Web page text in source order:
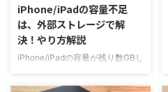
タイプではなく、500MB/sの
SSDをおすすめする理由を解説し
たいと思います。 この記事を読
めば、ご自身のiPadに合った最適
ますので、SSD選びに迷っている
iPhone/iPadの容量不足
は、外部ストレージで解
決！やり方解説
iPhone/iPadの容量が残り数GBし
か？ いらない写真・動画を消し